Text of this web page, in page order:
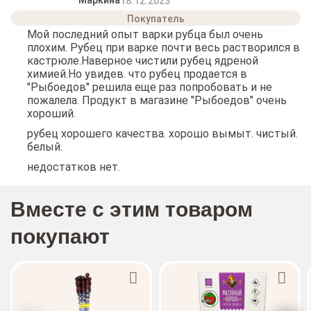
Мой последний опыт варки рубца был очень
плохим. Рубец при варке почти весь растворился в
кастрюле.Наверное чистили рубец ядреной
химией.Но увидев. что рубец продается в
"Рыбоедов" решила еще раз попробовать и не
пожалела. Продукт в магазине "Рыбоедов" очень
хороший.
рубец хорошего качества. хорошо вымыт. чистый.
белый.
недостатков нет.
Вместе с этим товаром
покупают